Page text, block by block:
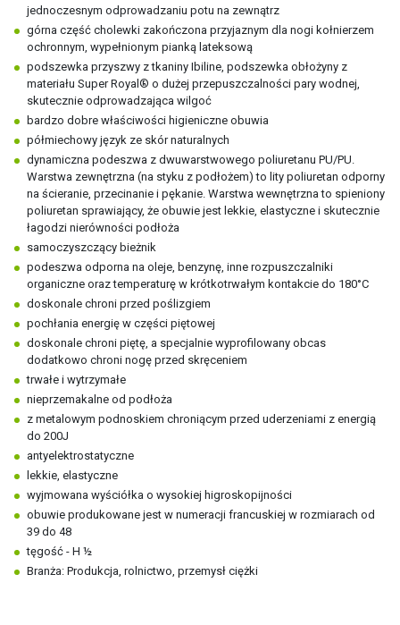
jednoczesnym odprowadzaniu potu na zewnątrz
górna część cholewki zakończona przyjaznym dla nogi kołnierzem
ochronnym, wypełnionym pianką lateksową
podszewka przyszwy z tkaniny Ibiline, podszewka obłożyny z
materiału Super Royal® o dużej przepuszczalności pary wodnej,
skutecznie odprowadzająca wilgoć
bardzo dobre właściwości higieniczne obuwia
półmiechowy język ze skór naturalnych
dynamiczna podeszwa z dwuwarstwowego poliuretanu PU/PU.
Warstwa zewnętrzna (na styku z podłożem) to lity poliuretan odporny
na ścieranie, przecinanie i pękanie. Warstwa wewnętrzna to spieniony
poliuretan sprawiający, że obuwie jest lekkie, elastyczne i skutecznie
łagodzi nierówności podłoża
samoczyszczący bieżnik
podeszwa odporna na oleje, benzynę, inne rozpuszczalniki
organiczne oraz temperaturę w krótkotrwałym kontakcie do 180°C
doskonale chroni przed poślizgiem
pochłania energię w części piętowej
doskonale chroni piętę, a specjalnie wyprofilowany obcas
dodatkowo chroni nogę przed skręceniem
trwałe i wytrzymałe
nieprzemakalne od podłoża
z metalowym podnoskiem chroniącym przed uderzeniami z energią
do 200J
antyelektrostatyczne
lekkie, elastyczne
wyjmowana wyściółka o wysokiej higroskopijności
obuwie produkowane jest w numeracji francuskiej w rozmiarach od
39 do 48
tęgość - H ½
Branża: Produkcja, rolnictwo, przemysł ciężki